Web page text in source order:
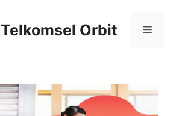
Telkomsel Orbit